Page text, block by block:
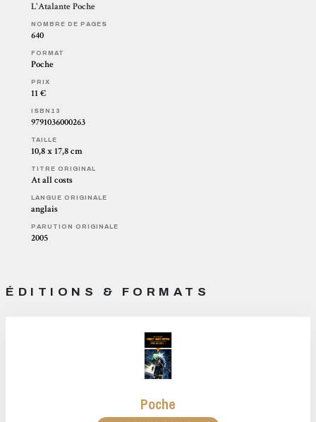
L'Atalante Poche
NOMBRE DE PAGES
640
FORMAT
Poche
PRIX
11 €
ISBN13
9791036000263
TAILLE
10,8 x 17,8 cm
TITRE ORIGINAL
At all costs
LANGUE ORIGINALE
anglais
PARUTION ORIGINALE
2005
ÉDITIONS & FORMATS
Poche